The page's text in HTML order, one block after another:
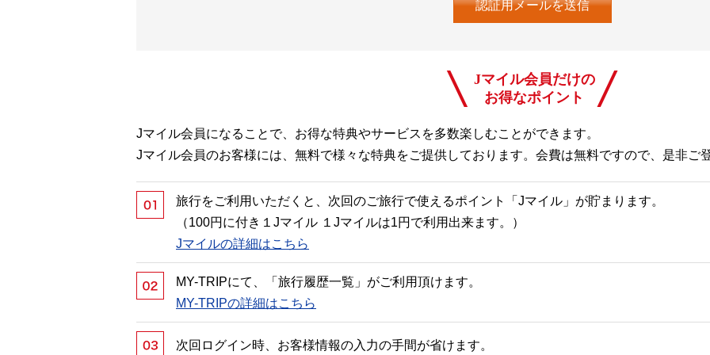
Jマイル会員だけの
お得なポイント
Jマイル会員になることで、お得な特典やサービスを多数楽しむことができます。
Jマイル会員のお客様には、無料で様々な特典をご提供しております。会費は無料ですので、是非ご
旅行をご利用いただくと、次回のご旅行で使えるポイント「Jマイル」が貯まります。
（100円に付き１Jマイル １Jマイルは1円で利用出来ます。）
Jマイルの詳細はこちら
MY-TRIPにて、「旅行履歴一覧」がご利用頂けます。
MY-TRIPの詳細はこちら
次回ログイン時、お客様情報の入力の手間が省けます。